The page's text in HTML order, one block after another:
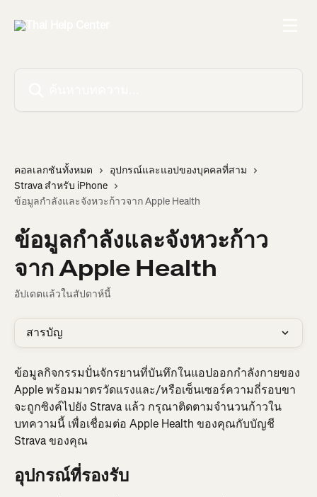
คอลเลกชันทั้งหมด
อุปกรณ์และแอปของบุคคลที่สาม
Strava สำหรับ iPhone
ข้อมูลกำลังและจังหวะก้าวจาก Apple Health
ข้อมูลกำลังและจังหวะก้าว
จาก Apple Health
อัปเดตแล้วในสัปดาห์นี้
สารบัญ
ข้อมูลกิจกรรมปั่นจักรยานที่บันทึกในแอปออกกำลังกายของ
Apple พร้อมมาตรวัดแรงและ/หรือเซ็นเซอร์ความถี่รอบขา
จะถูกซิงค์ไปยัง Strava แล้ว กรุณาติดตามจำนวนก้าวใน
บทความนี้ เพื่อเชื่อมต่อ Apple Health ของคุณกับบัญชี
Strava ของคุณ
อุปกรณ์ที่รองรับ